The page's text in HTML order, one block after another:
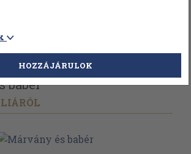
oldalra Válasszon példányt
babér
HOZZÁJÁRULOK